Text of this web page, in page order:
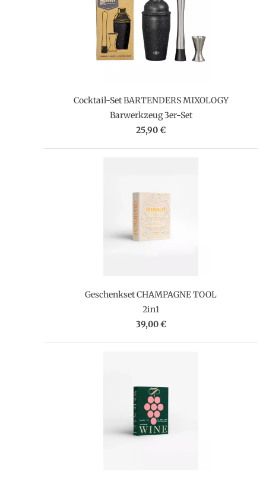
Cocktail-Set BARTENDERS MIXOLOGY
Barwerkzeug 3er-Set
25,90 €
Geschenkset CHAMPAGNE TOOL
2in1
39,00 €